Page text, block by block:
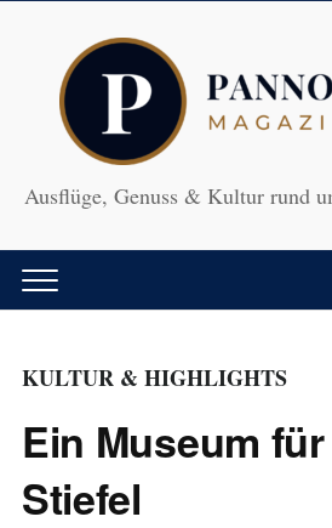
Ausflüge, Genuss & Kultur rund
KULTUR & HIGHLIGHTS
Ein Museum
Stiefel